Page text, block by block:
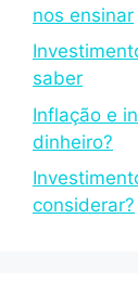
nos ensinar
saber
Inflação e
dinheiro?
considerar?